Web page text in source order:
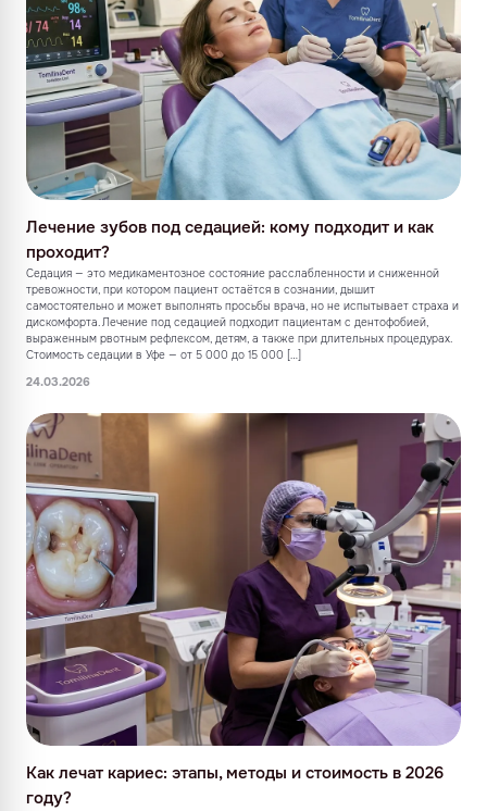
Лечение зубов под седацией: кому подходит и как
проходит?
Седация — это медикаментозное состояние расслабленности и сниженной
тревожности, при котором пациент остаётся в сознании, дышит
самостоятельно и может выполнять просьбы врача, но не испытывает страха и
дискомфорта. Лечение под седацией подходит пациентам с дентофобией,
выраженным рвотным рефлексом, детям, а также при длительных процедурах.
Стоимость седации в Уфе — от 5 000 до 15 000 […]
24.03.2026
Как лечат кариес: этапы, методы и стоимость в 2026
году?